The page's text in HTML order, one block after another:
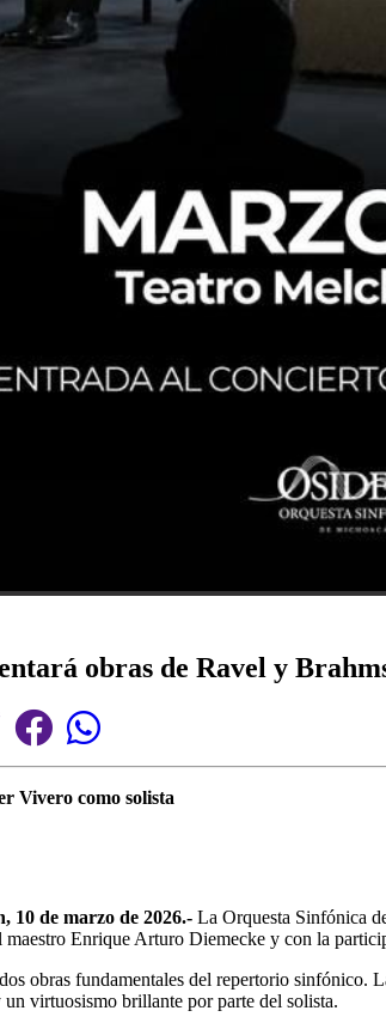
obras de Ravel y
Vivero como solista
10 de marzo de 2026.- La Orquesta Sinfónica
maestro Enrique Arturo Diemecke y con la
obras fundamentales del repertorio sinfónico.
virtuosismo brillante por parte del solista.